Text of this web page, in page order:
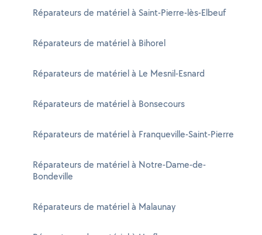
Réparateurs de matériel à Saint-Pierre-lès-Elbeuf
Réparateurs de matériel à Bihorel
Réparateurs de matériel à Le Mesnil-Esnard
Réparateurs de matériel à Bonsecours
Réparateurs de matériel à Franqueville-Saint-Pierre
Réparateurs de matériel à Notre-Dame-de-
Bondeville
Réparateurs de matériel à Malaunay